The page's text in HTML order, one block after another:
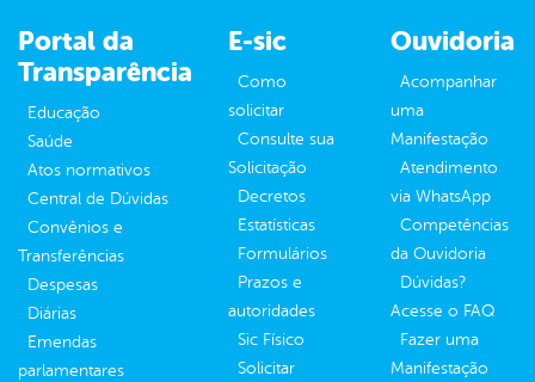
Portal da
Transparência
Educação
Saúde
Atos normativos
Central de Dúvidas
Convênios e
Transferências
Despesas
Diárias
Emendas
parlamentares
E-sic
Como
solicitar
Consulte sua
Solicitação
Decretos
Estatísticas
Formulários
Prazos e
autoridades
Sic Físico
Solicitar
Ouvidoria
Acompanhar
uma
Manifestação
Atendimento
via WhatsApp
Competências
da Ouvidoria
Dúvidas?
Acesse o FAQ
Fazer uma
Manifestação